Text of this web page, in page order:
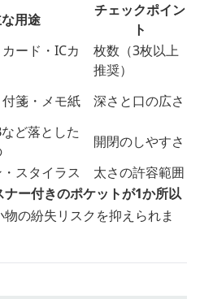
用途
チェックポイン
ト
ード・ICカ
枚数（3枚以上
推奨）
箋・メモ紙
深さと口の広さ
ど落とした
開閉のしやすさ
スタイラス
太さの許容範囲
ナー付きのポケットが1か所以
の紛失リスクを抑えられま